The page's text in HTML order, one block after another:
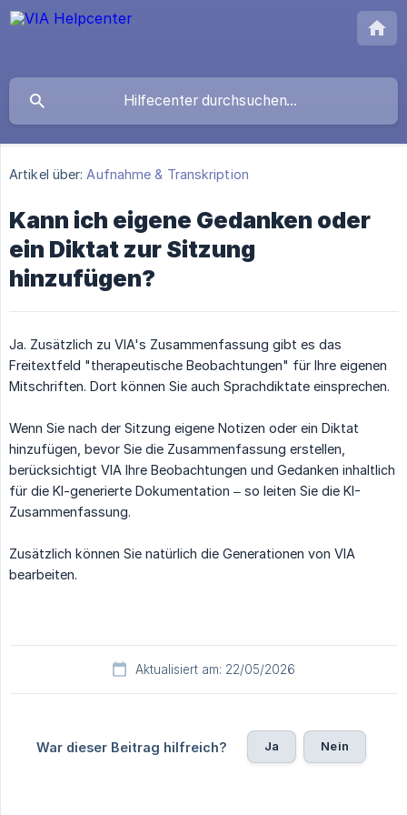
Artikel über: Aufnahme & Transkription
Kann ich eigene Gedanken oder
ein Diktat zur Sitzung
hinzufügen?
Ja. Zusätzlich zu VIA's Zusammenfassung gibt es das
Freitextfeld "therapeutische Beobachtungen" für Ihre eigenen
Mitschriften. Dort können Sie auch Sprachdiktate einsprechen.
Wenn Sie nach der Sitzung eigene Notizen oder ein Diktat
hinzufügen, bevor Sie die Zusammenfassung erstellen,
berücksichtigt VIA Ihre Beobachtungen und Gedanken inhaltlich
für die KI-generierte Dokumentation – so leiten Sie die KI-
Zusammenfassung.
Zusätzlich können Sie natürlich die Generationen von VIA
bearbeiten.
Aktualisiert am: 22/05/2026
War dieser Beitrag hilfreich? Ja Nein